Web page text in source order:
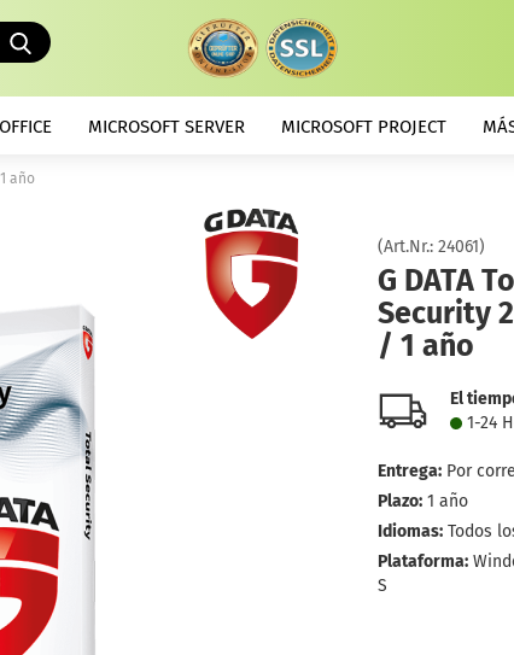
Buscando
...
MICROSOFT SERVER MICROSOFT PROJECT
año
(Art.Nr.: 24061)
G DATA
Security
/ 1 año
El
1-24
Entrega: Por
Plazo: 1 año
Idiomas: Todos
Plataforma:
S